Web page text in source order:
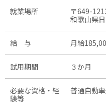
就業場所
〒649-
和歌山県
給 与 月給
試用期間 ３か月
必要な資格・経
験等
普通自動